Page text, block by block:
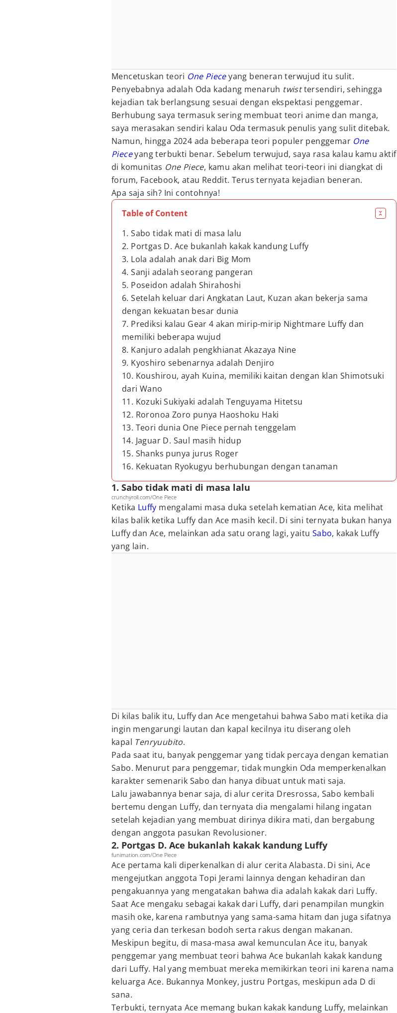
Mencetuskan teori One Piece yang beneran terwujud itu sulit.
Penyebabnya adalah Oda kadang menaruh twisttersendiri, sehingga
kejadian tak berlangsung sesuai dengan ekspektasi penggemar.
Berhubung saya termasuk sering membuat teori anime dan manga,
saya merasakan sendiri kalau Oda termasuk penulis yang sulit ditebak.
Namun, hingga 2024 ada beberapa teori populer penggemar One
Piece yang terbukti benar. Sebelum terwujud, saya rasa kalau kamu aktif
di komunitas One Piece, kamu akan melihat teori-teori ini diangkat di
forum, Facebook, atau Reddit. Terus ternyata kejadian beneran.
Apa saja sih? Ini contohnya!
Table of Content
1. Sabo tidak mati di masa lalu
2. Portgas D. Ace bukanlah kakak kandung Luffy
3. Lola adalah anak dari Big Mom
4. Sanji adalah seorang pangeran
5. Poseidon adalah Shirahoshi
6. Setelah keluar dari Angkatan Laut, Kuzan akan bekerja sama
dengan kekuatan besar dunia
7. Prediksi kalau Gear 4 akan mirip-mirip Nightmare Luffy dan
memiliki beberapa wujud
8. Kanjuro adalah pengkhianat Akazaya Nine
9. Kyoshiro sebenarnya adalah Denjiro
10. Koushirou, ayah Kuina, memiliki kaitan dengan klan Shimotsuki
dari Wano
11. Kozuki Sukiyaki adalah Tenguyama Hitetsu
12. Roronoa Zoro punya Haoshoku Haki
13. Teori dunia One Piece pernah tenggelam
14. Jaguar D. Saul masih hidup
15. Shanks punya jurus Roger
16. Kekuatan Ryokugyu berhubungan dengan tanaman
1. Sabo tidak mati di masa lalu
crunchyroll.com/One Piece
Ketika Luffy mengalami masa duka setelah kematian Ace, kita melihat
kilas balik ketika Luffy dan Ace masih kecil. Di sini ternyata bukan hanya
Luffy dan Ace, melainkan ada satu orang lagi, yaitu Sabo, kakak Luffy
yang lain.
Di kilas balik itu, Luffy dan Ace mengetahui bahwa Sabo mati ketika dia
ingin mengarungi lautan dan kapal kecilnya itu diserang oleh
kapal Tenryuubito.
Pada saat itu, banyak penggemar yang tidak percaya dengan kematian
Sabo. Menurut para penggemar, tidak mungkin Oda memperkenalkan
karakter semenarik Sabo dan hanya dibuat untuk mati saja.
Lalu jawabannya benar saja, di alur cerita Dresrossa, Sabo kembali
bertemu dengan Luffy, dan ternyata dia mengalami hilang ingatan
setelah kejadian yang membuat dirinya dikira mati, dan bergabung
dengan anggota pasukan Revolusioner.
2. Portgas D. Ace bukanlah kakak kandung Luffy
funimation.com/One Piece
Ace pertama kali diperkenalkan di alur cerita Alabasta. Di sini, Ace
mengejutkan anggota Topi Jerami lainnya dengan kehadiran dan
pengakuannya yang mengatakan bahwa dia adalah kakak dari Luffy.
Saat Ace mengaku sebagai kakak dari Luffy, dari penampilan mungkin
masih oke, karena rambutnya yang sama-sama hitam dan juga sifatnya
yang ceria dan terkesan bodoh serta rakus dengan makanan.
Meskipun begitu, di masa-masa awal kemunculan Ace itu, banyak
penggemar yang membuat teori bahwa Ace bukanlah kakak kandung
dari Luffy. Hal yang membuat mereka memikirkan teori ini karena nama
keluarga Ace. Bukannya Monkey, justru Portgas, meskipun ada D di
sana.
Terbukti, ternyata Ace memang bukan kakak kandung Luffy, melainkan